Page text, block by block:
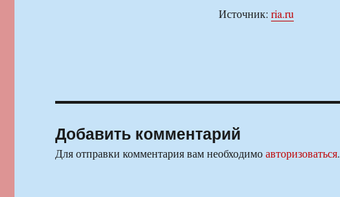
Источник: ria.ru
Добавить комментарий
Для отправки комментария вам необходимоавторизоваться.